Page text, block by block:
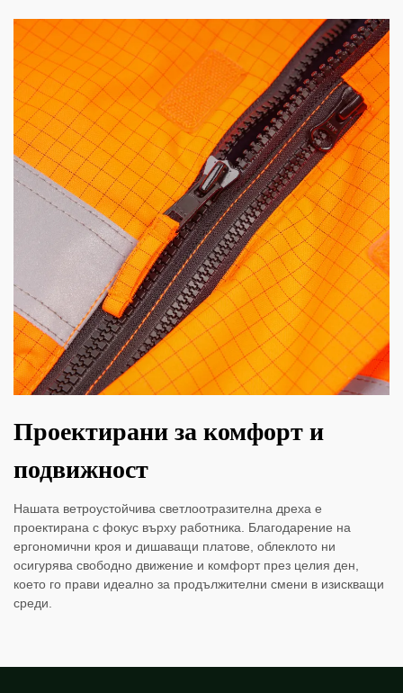
Проектирани за комфорт и
подвижност
Нашата ветроустойчива светлоотразителна дреха е
проектирана с фокус върху работника. Благодарение на
ергономични кроя и дишаващи платове, облеклото ни
осигурява свободно движение и комфорт през целия ден,
което го прави идеално за продължителни смени в изискващи
среди.